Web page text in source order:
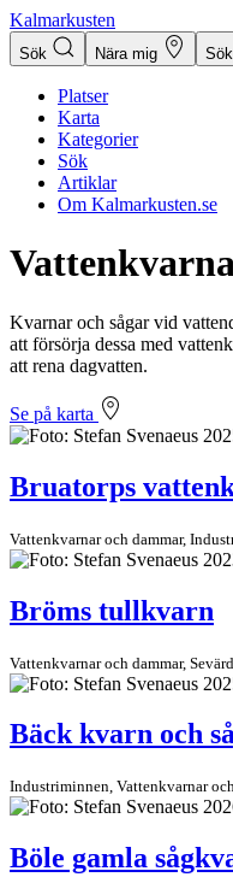
Kalmarkusten
Sök Nära mig Sök
Platser
Karta
Kategorier
Sök
Artiklar
Om Kalmarkusten.se
Kvarnar och sågar vid
att försörja dessa med
att rena dagvatten.
Se på karta
Bruatorps
Vattenkvarnar och dammar,
Bröms tullkvarn
Vattenkvarnar och dammar,
Bäck kvarn och
Industriminnen, Vattenkvarnar
Böle gamla